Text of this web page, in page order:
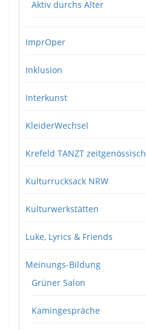
Aktiv durchs Alter
ImprOper
Inklusion
Interkunst
KleiderWechsel
Krefeld TANZT zeitgenössisch
Kulturrucksack NRW
Kulturwerkstätten
Luke, Lyrics & Friends
Meinungs-Bildung
Grüner Salon
Kamingespräche